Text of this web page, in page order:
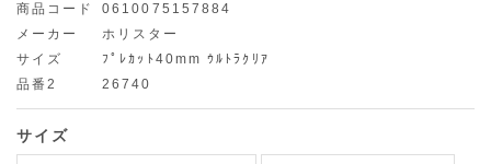
商品コード
0610075157884
メーカー
ホリスター
サイズ
ﾌﾟﾚｶｯﾄ40mm ｳﾙﾄﾗｸﾘｱ
品番2
26740
サイズ